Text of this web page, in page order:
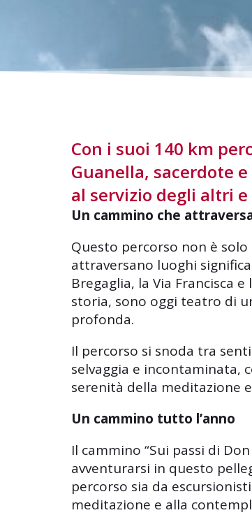
Con i suoi 140 km
Guanella, sacerdote
al servizio degli altri
Un cammino che
Questo percorso non è
attraversano luoghi
Bregaglia, la Via Francisca
storia, sono oggi teatro di
profonda.
Il percorso si snoda tra
selvaggia e incontaminata,
serenità della meditazione
Un cammino tutto l’anno
Il cammino “Sui passi di
avventurarsi in questo
percorso sia da
meditazione e alla